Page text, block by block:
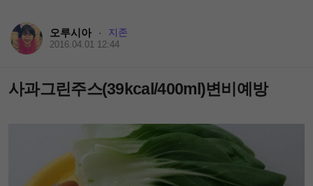
오루시아 · 지존
2016.04.01 12:44
사과그린주스(39kcal/400ml)변비예방